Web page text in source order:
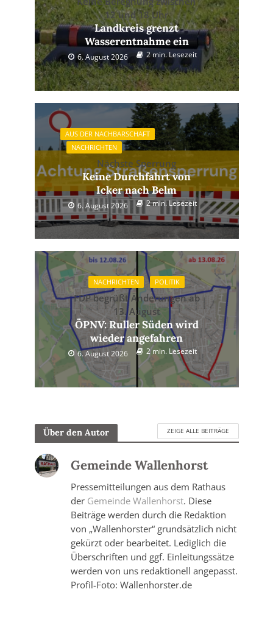
12 und 18 Uhr
Landkreis grenzt
Wasserentnahme ein
6. August 2026 2 min. Lesezeit
AUS DER NACHBARSCHAFT
NACHRICHTEN
Nächste Sperrung
Keine Durchfahrt von
Icker nach Belm
6. August 2026 2 min. Lesezeit
NACHRICHTEN POLITIK
FDP begrüßt Änderungen ab
13. August
ÖPNV: Ruller Süden wird
wieder angefahren
6. August 2026 2 min. Lesezeit
Über den Autor ZEIGE ALLE BEITRÄGE
Gemeinde Wallenhorst
Pressemitteilungen aus dem Rathaus
der Gemeinde Wallenhorst. Diese
Beiträge werden durch die Redaktion
von „Wallenhorster“ grundsätzlich nicht
gekürzt oder bearbeitet. Lediglich die
Überschriften und ggf. Einleitungssätze
werden von uns redaktionell angepasst.
Profil-Foto: Wallenhorster.de